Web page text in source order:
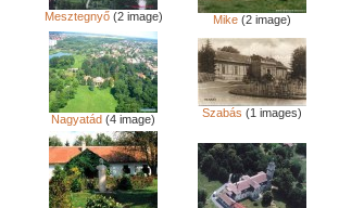
Mesztegnyő(2 image) Mike(2 image)
Nagyatád (4 image) Szabás (1 images)